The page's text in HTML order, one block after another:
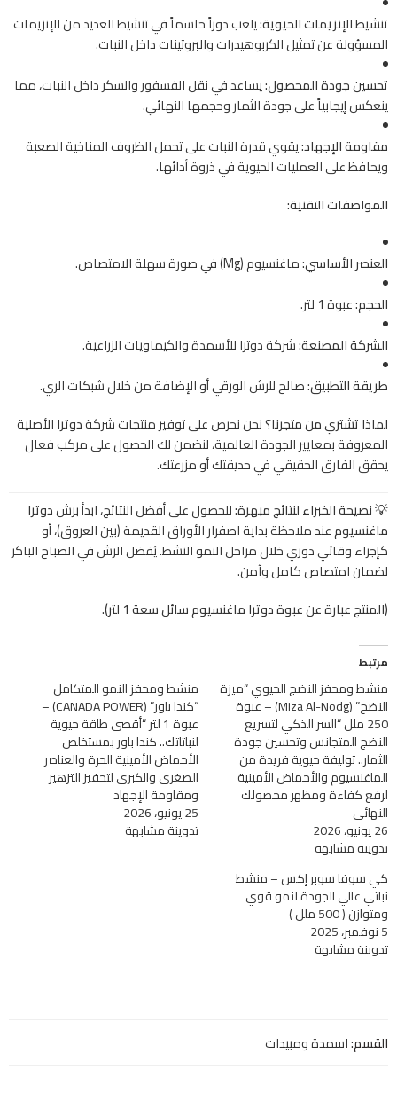
تنشيط الإنزيمات الحيوية:يلعب دوراً حاسماً في تنشيط العديد من الإنزيمات
المسؤولة عن تمثيل الكربوهيدرات والبروتينات داخل النبات.
تحسين جودة المحصول:يساعد في نقل الفسفور والسكر داخل النبات، مما
ينعكس إيجابياً على جودة الثمار وحجمها النهائي.
مقاومة الإجهاد:يقوي قدرة النبات على تحمل الظروف المناخية الصعبة
ويحافظ على العمليات الحيوية في ذروة أدائها.
المواصفات التقنية:
العنصر الأساسي:ماغنسيوم (Mg) في صورة سهلة الامتصاص.
الحجم:عبوة 1 لتر.
الشركة المصنعة:شركة دوترا للأسمدة والكيماويات الزراعية.
طريقة التطبيق:صالح للرش الورقي أو الإضافة من خلال شبكات الري.
لماذا تشتري من متجرنا؟نحن نحرص على توفير منتجات شركةدوتراالأصلية
المعروفة بمعايير الجودة العالمية، لنضمن لك الحصول على مركب فعال
يحقق الفارق الحقيقي في حديقتك أو مزرعتك.
💡 نصيحة الخبراء لنتائج مبهرة:للحصول على أفضل النتائج، ابدأ برشدوترا
ماغنسيومعند ملاحظة بداية اصفرار الأوراق القديمة (بين العروق)، أو
كإجراء وقائي دوري خلال مراحل النمو النشط. يُفضل الرش في الصباح الباكر
لضمان امتصاص كامل وآمن.
(المنتج عبارة عن عبوة دوترا ماغنسيوم سائل سعة 1 لتر).
مرتبط
منشط ومحفز النضج الحيوي “ميزة
النضج” (Miza Al-Nodg) – عبوة
250 ملل “السر الذكي لتسريع
النضج المتجانس وتحسين جودة
الثمار.. توليفة حيوية فريدة من
الماغنسيوم والأحماض الأمينية
لرفع كفاءة ومظهر محصولك
النهائي
26 يونيو، 2026
تدوينة مشابهة
منشط ومحفز النمو المتكامل
“كندا باور” (CANADA POWER) –
عبوة 1 لتر “أقصى طاقة حيوية
لنباتاتك.. كندا باور بمستخلص
الأحماض الأمينية الحرة والعناصر
الصغرى والكبرى لتحفيز التزهير
ومقاومة الإجهاد
25 يونيو، 2026
تدوينة مشابهة
كي سوفا سوبر إكس – منشط
نباتي عالي الجودة لنمو قوي
ومتوازن ( 500 ملل )
5 نوفمبر، 2025
تدوينة مشابهة
القسم:اسمدة ومبيدات